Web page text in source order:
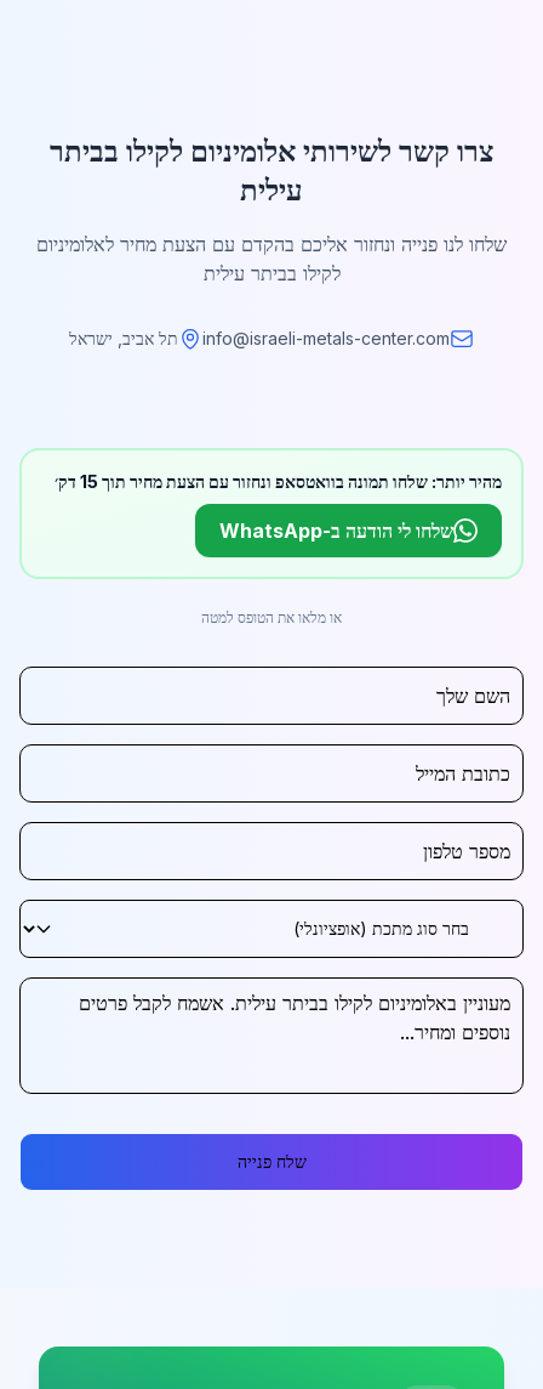
צרו קשר לשירותי אלומיניום לקילו בביתר
עילית
שלחו לנו פנייה ונחזור אליכם בהקדם עם הצעת מחיר לאלומיניום
לקילו בביתר עילית
info@israeli-metals-center.com תל אביב, ישראל
מהיר יותר: שלחו תמונה בוואטסאפ ונחזור עם הצעת מחיר תוך 15 דק׳
שלחו לי הודעה ב-WhatsApp
או מלאו את הטופס למטה
שלח פנייה